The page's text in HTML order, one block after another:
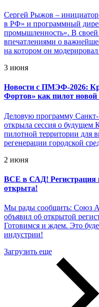
Сергей Рыжов –
в РФ» и программный
промышленность». В своей
впечатлениями о
на котором он
3 июня
Новости с ПМЭФ-2026:
Фортов» как пилот новой
Деловую программу
открыла сессия о
пилотной территории для
регенерации городской
2 июня
ВСЕ в САД! Регистрация
открыта!
Мы рады сообщить: Союз
объявил об открытой
Готовимся и ждем. Это
индустрии!
Загрузить еще